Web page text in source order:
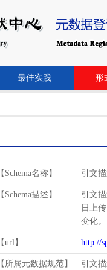
最佳实践 形
【Schema名称】 引文
【Schema描述】
引文
日上
变化。
【url】 http://
【所属元数据规范】 引文